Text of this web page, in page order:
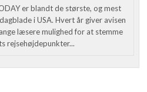
er blandt de største, og mest
i USA. Hvert år giver avisen
læsere mulighed for at stemme
rejsehøjdepunkter...